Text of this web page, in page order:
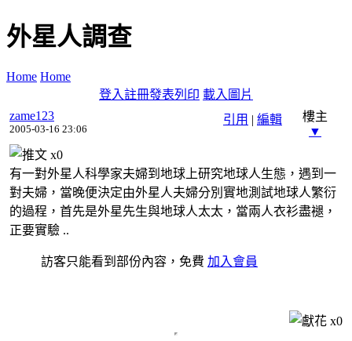
外星人調查
Home Home
登入註冊發表列印 載入圖片
引用 | 編輯
zame123
2005-03-16 23:06
樓主
▼
x0
有一對外星人科學家夫婦到地球上研究地球人生態，遇到一
對夫婦，當晚便決定由外星人夫婦分別實地測試地球人繁衍
的過程，首先是外星先生與地球人太太，當兩人衣衫盡褪，
正要實驗 ..
訪客只能看到部份內容，免費 加入會員
x0